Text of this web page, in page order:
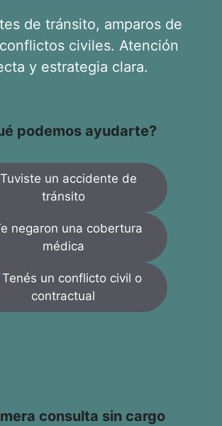
de tránsito, amparos de
civiles. Atención
y estrategia clara.
podemos ayudarte?
un accidente de
tránsito
negaron una cobertura
médica
Tenés un conflicto civil o
contractual
consulta sin cargo